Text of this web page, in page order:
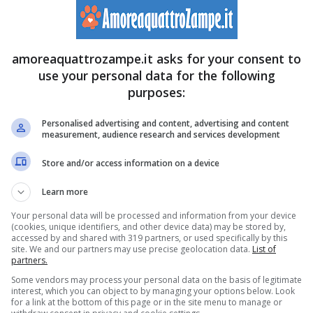
cuore fai una cosa del genere?” ha commentato a
picchiava il cane dell’ex. La giovane presentatrice,
con un solo gesto, il responsabile della sofferenza
l’evidenza dei fatti, anche di fronte alla brutale
la vittima delle sue vessazioni. Troiani ha
dove ha confessato di aver quasi tentato di
suo ex compagno.
prese con Saba Miao il suo gatto dispettoso
ama gli animalie detesta vederli soffrire per mano
lanciare un messaggio verso tutti coloro i quali
di cani randagi, raccomandando tutti di fare
amoreaquattrozampe.it asks for your consent to
use your personal data for the following
purposes:
Personalised advertising and content, advertising and content
measurement, audience research and services development
Store and/or access information on a device
Learn more
Your personal data will be processed and information from your device
(cookies, unique identifiers, and other device data) may be stored by,
accessed by and shared with 319 partners, or used specifically by this
site. We and our partners may use precise geolocation data. List of
partners.
Some vendors may process your personal data on the basis of legitimate
interest, which you can object to by managing your options below. Look
for a link at the bottom of this page or in the site menu to manage or